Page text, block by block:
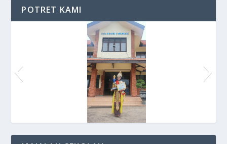
POTRET KAMI